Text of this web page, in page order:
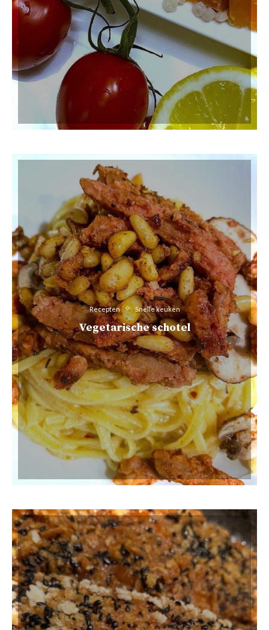
Recepten Snelle keuken
Vegetarische schotel